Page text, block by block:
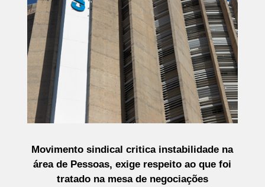
Movimento sindical critica instabilidade na
área de Pessoas, exige respeito ao que foi
tratado na mesa de negociações